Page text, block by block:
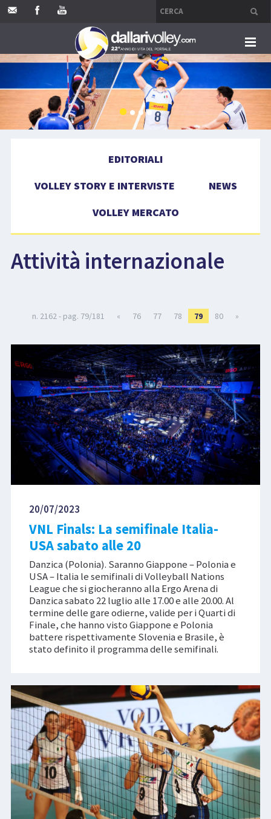
HOME
EDITORIALI
VOLLEY MERCATO
COMPETIZIONI
EVENTI
EDITORIALI
VOLLEY STORY E INTERVISTE
NEWS
VOLLEY MERCATO
Attività internazionale
n. 2162 - pag. 79/181 « 76 77 78 79 80 »
20/07/2023
VNL Finals: La semifinale Italia-
USA sabato alle 20
Danzica (Polonia). Saranno Giappone – Polonia e
USA – Italia le semifinali di Volleyball Nations
League che si giocheranno alla Ergo Arena di
Danzica sabato 22 luglio alle 17.00 e alle 20.00. Al
termine delle gare odierne, valide per i Quarti di
Finale, che hanno visto Giappone e Polonia
battere rispettivamente Slovenia e Brasile, è
stato definito il programma delle semifinali.